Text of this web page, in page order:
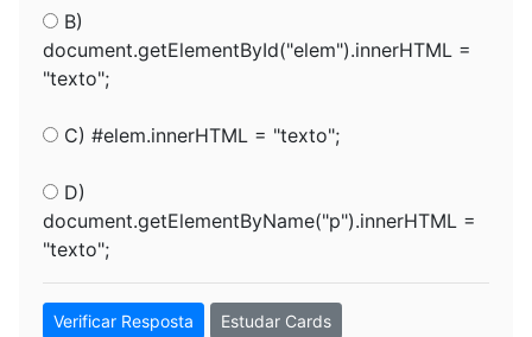
B)
document.getElementById("elem").innerHTML =
"texto";
C) #elem.innerHTML = "texto";
D)
document.getElementByName("p").innerHTML =
"texto";
Verificar Resposta Estudar Cards